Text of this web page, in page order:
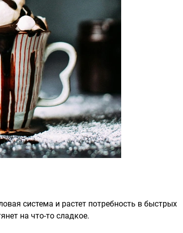
система и растет потребность в быстрых
на что-то сладкое.